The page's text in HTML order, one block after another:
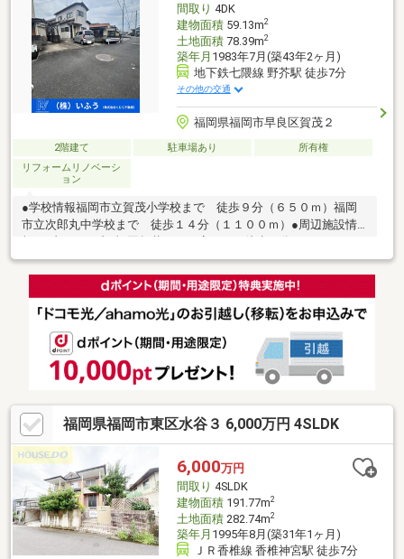
間取り 4DK
建物面積59.13m2
土地面積78.39m2
築年月 1983年7月(築43年2ヶ月)
地下鉄七隈線 野芥駅 徒歩7分
その他の交通
福岡県福岡市早良区賀茂２
2階建て 駐車場あり
所有権
リフォームリノベーシ
ョン
●学校情報福岡市立賀茂小学校まで 徒歩９分（６５０ｍ）福岡
市立次郎丸中学校まで 徒歩１４分（１１００ｍ）●周辺施設情
マックスバリュエクスプレス野芥駅前店まで 徒歩７分（５００
ｍ）●ハザードマップ情報本物件はハザードマップによる浸水想
定区域には指定されていませんが、指定されていない区域におい
ても浸水が発生する場合があります。＼土日祝日も営業中！／＜
『株式会社いふう』にお任せください！“あんしんスッキリ対話
型”ご質問や内覧のご希望もお気軽にご連絡ください♪
福岡県福岡市東区水谷３ 6,000万円 4SLDK
6,000万円
間取り 4SLDK
建物面積191.77m2
土地面積282.74m2
築年月 1995年8月(築31年1ヶ月)
ＪＲ香椎線 香椎神宮駅 徒歩7分